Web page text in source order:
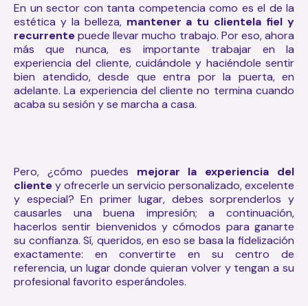
En un sector con tanta competencia como es el de la
estética y la belleza, mantener a tu clientela fiel y
recurrentepuede llevar mucho trabajo. Por eso, ahora
más que nunca, es importante trabajar en la
experiencia del cliente, cuidándole y haciéndole sentir
bien atendido, desde que entra por la puerta, en
adelante.La experiencia del cliente no termina cuando
acaba su sesión y se marcha a casa.
Pero, ¿cómo puedes mejorar la experiencia del
clientey ofrecerle un servicio personalizado, excelente
y especial? En primer lugar, debes sorprenderlos y
causarles una buena impresión; a continuación,
hacerlos sentir bienvenidos y cómodos para ganarte
su confianza. Sí, queridos, en eso se basa la fidelización
exactamente: en convertirte en su centro de
referencia, un lugar donde quieran volver y tengan a su
profesional favorito esperándoles.